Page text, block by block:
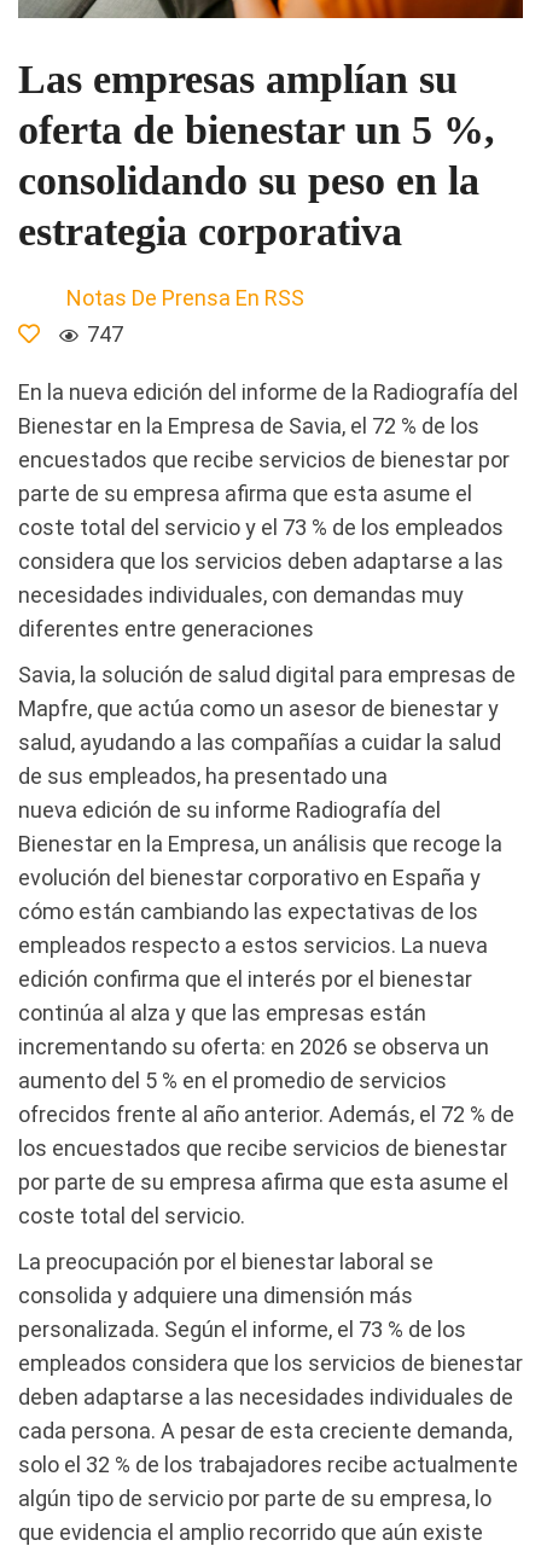
Las empresas amplían su
oferta de bienestar un 5 %,
consolidando su peso en la
estrategia corporativa
Notas De Prensa En RSS
747
En la nueva edición del informe de la Radiografía del
Bienestar en la Empresa de Savia, el 72 % de los
encuestados que recibe servicios de bienestar por
parte de su empresa afirma que esta asume el
coste total del servicio y el 73 % de los empleados
considera que los servicios deben adaptarse a las
necesidades individuales, con demandas muy
diferentes entre generaciones
Savia, la solución de salud digital para empresas de
Mapfre, que actúa como un asesor de bienestar y
salud, ayudando a las compañías a cuidar la salud
de sus empleados, ha presentado una
nueva edición de su informe Radiografía del
Bienestar en la Empresa, un análisis que recoge la
evolución del bienestar corporativo en España y
cómo están cambiando las expectativas de los
empleados respecto a estos servicios. La nueva
edición confirma que el interés por el bienestar
continúa al alza y que las empresas están
incrementando su oferta: en 2026 se observa un
aumento del 5 % en el promedio de servicios
ofrecidos frente al año anterior. Además, el 72 % de
los encuestados que recibe servicios de bienestar
por parte de su empresa afirma que esta asume el
coste total del servicio.
La preocupación por el bienestar laboral se
consolida y adquiere una dimensión más
personalizada. Según el informe, el 73 % de los
empleados considera que los servicios de bienestar
deben adaptarse a las necesidades individuales de
cada persona. A pesar de esta creciente demanda,
solo el 32 % de los trabajadores recibe actualmente
algún tipo de servicio por parte de su empresa, lo
que evidencia el amplio recorrido que aún existe